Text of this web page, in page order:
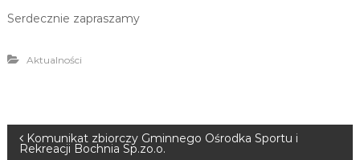
Serdecznie zapraszamy
Aktualności
NKomunikat zbiorczy Gminnego Ośrodka Sportu i
Rekreacji Bochnia Sp.zo.o.